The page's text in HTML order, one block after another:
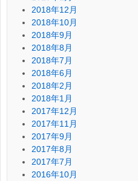
2018年12月
2018年10月
2018年9月
2018年8月
2018年7月
2018年6月
2018年2月
2018年1月
2017年12月
2017年11月
2017年9月
2017年8月
2017年7月
2016年10月